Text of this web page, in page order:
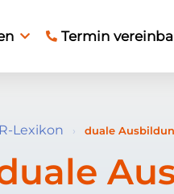
Termin
Lexikon › duale